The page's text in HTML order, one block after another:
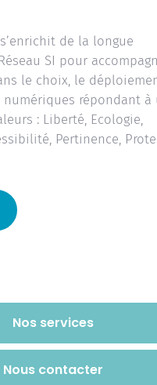
de la longue
SI pour
le choix, le
numériques répondant à
: Liberté, Ecologie,
Pertinence,
Nos services
Nous contacter